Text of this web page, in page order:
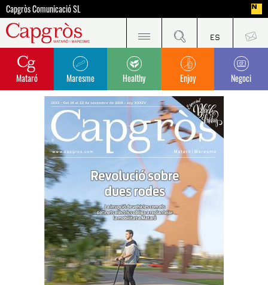
Capgròs Comunicació SL
Mataró Maresme Healthy Enjoy Negoci